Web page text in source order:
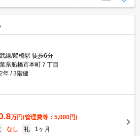
線/船橋駅 徒歩6分
県船橋市本町７丁目
年
3階建
万円(管理費等：5,000円)
なし 礼
1ヶ月